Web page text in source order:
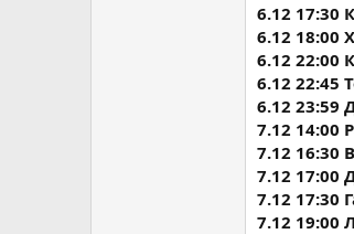
6.12 17:30
6.12 18:00
6.12 22:00
6.12 22:45
6.12 23:59
7.12 14:00
7.12 16:30
7.12 17:00
7.12 17:30
7.12 19:00